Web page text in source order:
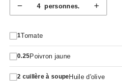
− 4personnes. +
1Tomate
0.25Poivron jaune
2 cuillère à soupeHuile d'olive